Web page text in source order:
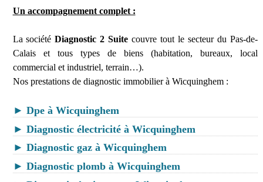
Un accompagnement complet :
La sociétéDiagnostic 2 Suite couvre tout le secteur du Pas-de-
Calais et tous types de biens (habitation, bureaux, local
commercial et industriel, terrain…).
Nos prestations de diagnostic immobilier à Wicquinghem :
► Dpe à Wicquinghem
► Diagnostic électricité à Wicquinghem
► Diagnostic gaz à Wicquinghem
► Diagnostic plomb à Wicquinghem